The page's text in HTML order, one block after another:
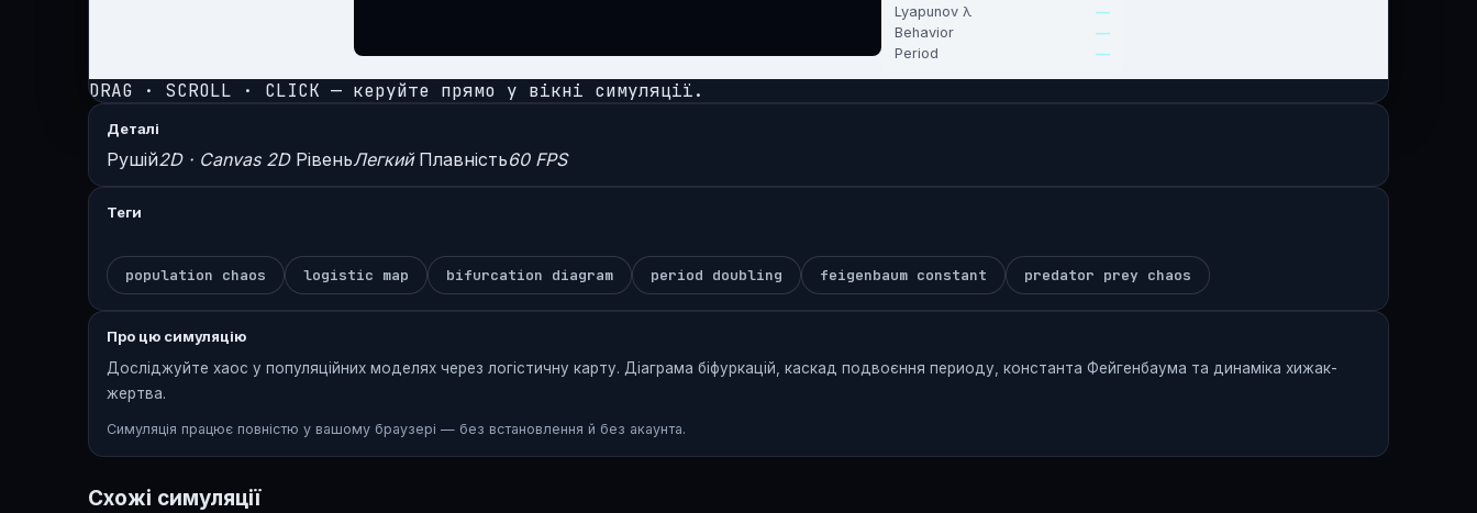
DRAG · SCROLL · CLICK — керуйте прямо у вікні симуляції.
Деталі
Рушій2D · Canvas 2D РівеньЛегкий Плавність60 FPS
Теги
population chaos logistic map bifurcation diagram period doubling feigenbaum constant predator prey chaos
Про цю симуляцію
Досліджуйте хаос у популяційних моделях через логістичну карту. Діаграма біфуркацій, каскад подвоєння периоду, константа Фейгенбаума та динаміка хижак-
жертва.
Симуляція працює повністю у вашому браузері — без встановлення й без акаунта.
Схожі симуляції